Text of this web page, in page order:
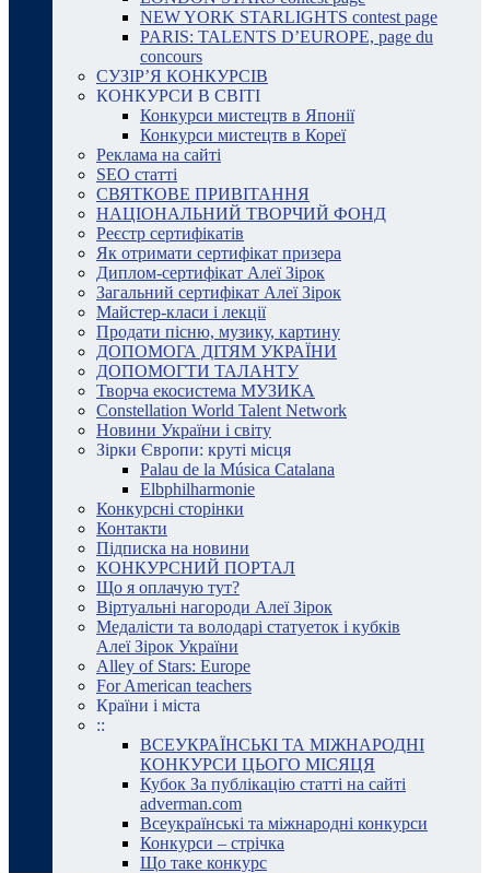
NEW YORK STARLIGHTS contest page
PARIS: TALENTS D’EUROPE, page du
concours
СУЗІР’Я КОНКУРСІВ
КОНКУРСИ В СВІТІ
Конкурси мистецтв в Японії
Конкурси мистецтв в Кореї
Реклама на сайті
SEO статті
СВЯТКОВЕ ПРИВІТАННЯ
НАЦІОНАЛЬНИЙ ТВОРЧИЙ ФОНД
Реєстр сертифікатів
Як отримати сертифікат призера
Диплом-сертифікат Алеї Зірок
Загальний сертифікат Алеї Зірок
Майстер-класи і лекції
Продати пісню, музику, картину
ДОПОМОГА ДІТЯМ УКРАЇНИ
ДОПОМОГТИ ТАЛАНТУ
Творча екосистема МУЗИКА
Constellation World Talent Network
Новини України і світу
Зірки Європи: круті місця
Palau de la Música Catalana
Elbphilharmonie
Конкурсні сторінки
Контакти
Підписка на новини
КОНКУРСНИЙ ПОРТАЛ
Що я оплачую тут?
Віртуальні нагороди Алеї Зірок
Медалісти та володарі статуеток і кубків
Алеї Зірок України
Alley of Stars: Europe
For American teachers
Країни і міста
::
ВСЕУКРАЇНСЬКІ ТА МІЖНАРОДНІ
КОНКУРСИ ЦЬОГО МІСЯЦЯ
Кубок За публікацію статті на сайті
adverman.com
Всеукраїнські та міжнародні конкурси
Конкурси – стрічка
Що таке конкурс